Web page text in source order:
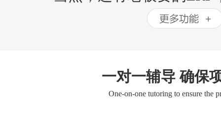
一对一辅导 确保
One-on-one tutoring to ensure the